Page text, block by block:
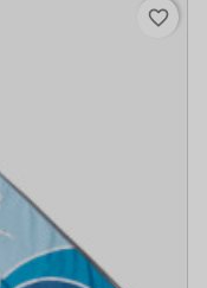
favorite_border